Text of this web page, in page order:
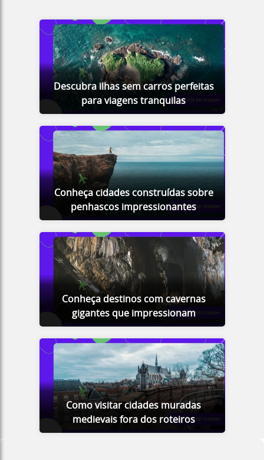
Descubra ilhas sem carros perfeitas
para viagens tranquilas
Conheça cidades construídas sobre
penhascos impressionantes
Conheça destinos com cavernas
gigantes que impressionam
Como visitar cidades muradas
medievais fora dos roteiros